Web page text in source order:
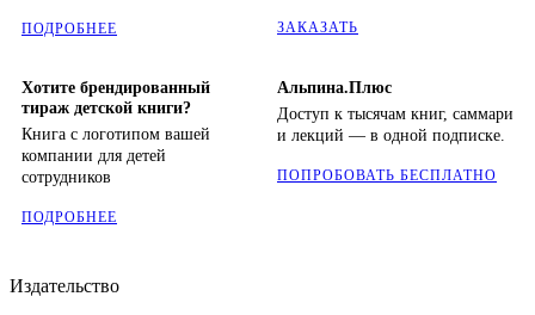
ПОДРОБНЕЕ ЗАКАЗАТЬ
Хотите брендированный
тираж детской книги?
Книга с логотипом вашей
компании для детей
сотрудников
ПОДРОБНЕЕ
Альпина.Плюс
Доступ к тысячам книг, саммари
и лекций — в одной подписке.
ПОПРОБОВАТЬ БЕСПЛАТНО
Издательство